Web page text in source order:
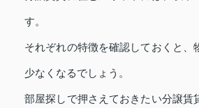
す。
それぞれの特徴を確認しておくと、
少なくなるでしょう。
部屋探しで押さえておきたい分譲賃